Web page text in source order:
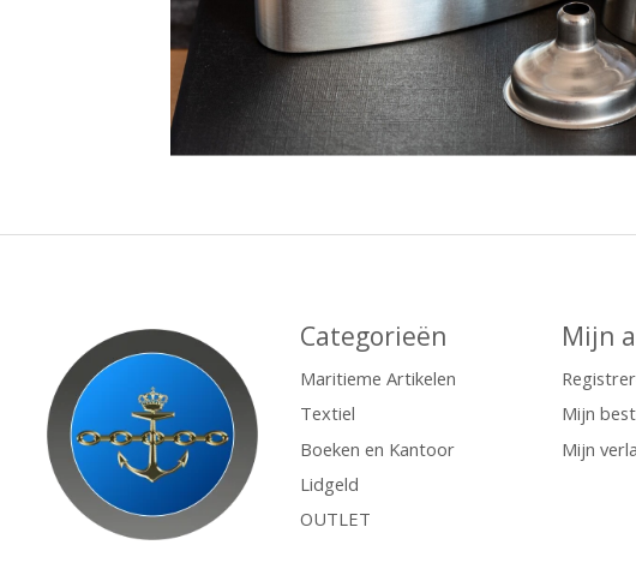
Categorieën
Maritieme Artikelen
Textiel
Boeken en Kantoor
Lidgeld
OUTLET
Mijn
Mijn
Mijn